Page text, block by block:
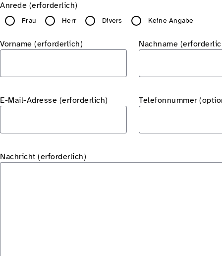
Anrede (erforderlich)
Frau Herr Divers Keine Angabe
Vorname (erforderlich) Nachname
E-Mail-Adresse (erforderlich) Telefonnummer
Nachricht (erforderlich)